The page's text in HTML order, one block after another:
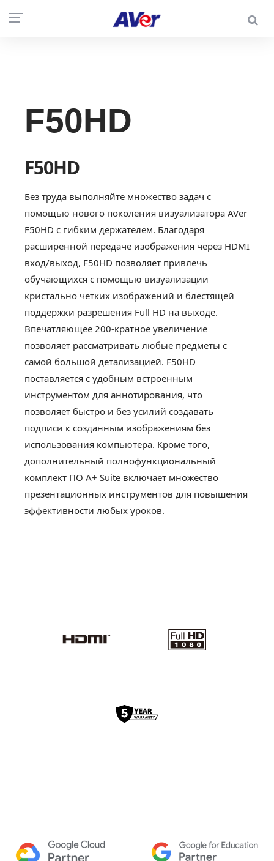
F50HD
F50HD
Без труда выполняйте множество задач с
помощью нового поколения визуализатора AVer
F50HD с гибким держателем. Благодаря
расширенной передаче изображения через HDMI
вход/выход, F50HD позволяет привлечь
обучающихся с помощью визуализации
кристально четких изображений и блестящей
поддержки разрешения Full HD на выходе.
Впечатляющее 200-кратное увеличение
позволяет рассматривать любые предметы с
самой большой детализацией. F50HD
поставляется с удобным встроенным
инструментом для аннотирования, что
позволяет быстро и без усилий создавать
подписи к созданным изображениям без
использования компьютера. Кроме того,
дополнительный полнофункциональный
комплект ПО A+ Suite включает множество
презентационных инструментов для повышения
эффективности любых уроков.